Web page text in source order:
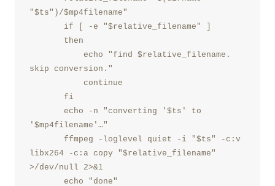
"$ts")/$mp4filename"
       if [ -e "$relative_filename" ]
       then
skip conversion."
           continue
       fi
'$mp4filename'…"
libx264 -c:a copy "$relative_filename"
>/dev/null 2>&1
       echo "done"